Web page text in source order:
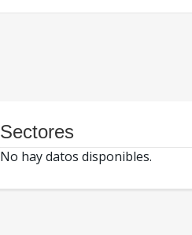
Sectores
No hay datos disponibles.